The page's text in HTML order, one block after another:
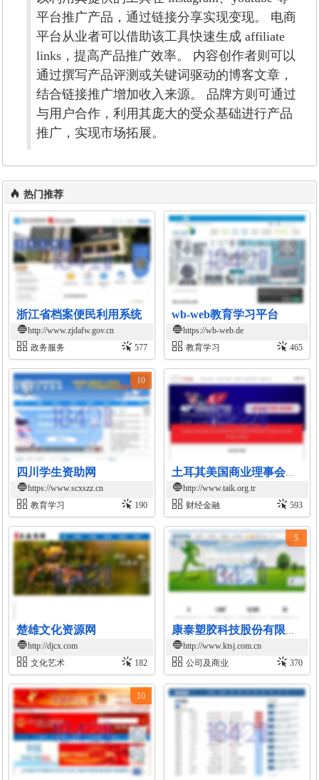
平台推广产品，通过链接分享实现变现。 电商
平台从业者可以借助该工具快速生成 affiliate
links，提高产品推广效率。 内容创作者则可以
通过撰写产品评测或关键词驱动的博客文章，
结合链接推广增加收入来源。 品牌方则可通过
与用户合作，利用其庞大的受众基础进行产品
推广，实现市场拓展。
热门推荐
浙江省档案便民利用系统
http://www.zjdafw.gov.cn
政务服务
577
wb-web教育学习平台
https://wb-web.de
教育学习
465
四川学生资助网
https://www.scxszz.cn
教育学习
190
10
土耳其美国商业理事会官网
http://www.taik.org.tr
财经金融
593
楚雄文化资源网
http://djcx.com
文化艺术
182
http://www.ktsj.com.cn
公司及商业
370
5
10